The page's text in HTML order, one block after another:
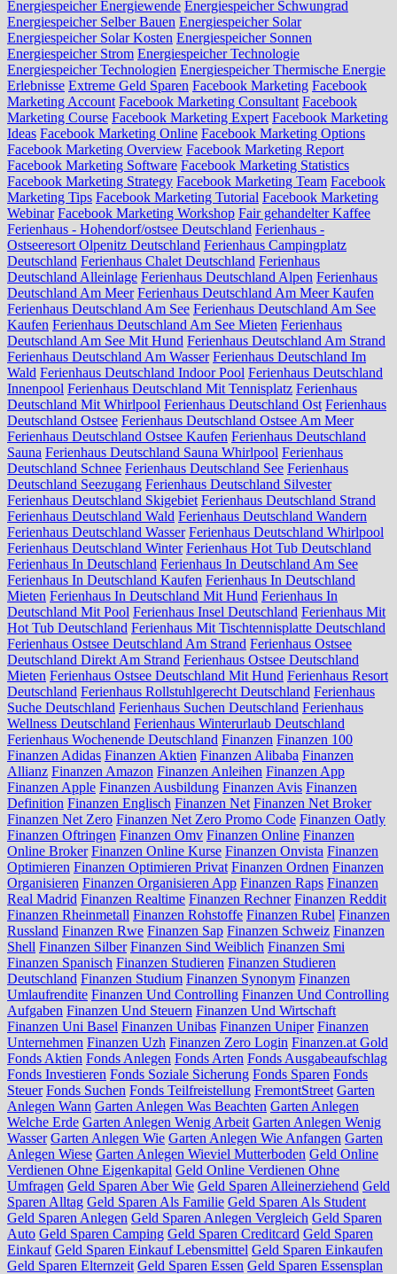
Energiespeicher Energiewende Energiespeicher Schwungrad
Energiespeicher Selber Bauen Energiespeicher Solar
Energiespeicher Solar Kosten Energiespeicher Sonnen
Energiespeicher Strom Energiespeicher Technologie
Energiespeicher Technologien Energiespeicher Thermische Energie
Erlebnisse Extreme Geld Sparen Facebook Marketing Facebook
Marketing Account Facebook Marketing Consultant Facebook
Marketing Course Facebook Marketing Expert Facebook Marketing
Ideas Facebook Marketing Online Facebook Marketing Options
Facebook Marketing Overview Facebook Marketing Report
Facebook Marketing Software Facebook Marketing Statistics
Facebook Marketing Strategy Facebook Marketing Team Facebook
Marketing Tips Facebook Marketing Tutorial Facebook Marketing
Webinar Facebook Marketing Workshop Fair gehandelter Kaffee
Ferienhaus - Hohendorf/ostsee Deutschland Ferienhaus -
Ostseeresort Olpenitz Deutschland Ferienhaus Campingplatz
Deutschland Ferienhaus Chalet Deutschland Ferienhaus
Deutschland Alleinlage Ferienhaus Deutschland Alpen Ferienhaus
Deutschland Am Meer Ferienhaus Deutschland Am Meer Kaufen
Ferienhaus Deutschland Am See Ferienhaus Deutschland Am See
Kaufen Ferienhaus Deutschland Am See Mieten Ferienhaus
Deutschland Am See Mit Hund Ferienhaus Deutschland Am Strand
Ferienhaus Deutschland Am Wasser Ferienhaus Deutschland Im
Wald Ferienhaus Deutschland Indoor Pool Ferienhaus Deutschland
Innenpool Ferienhaus Deutschland Mit Tennisplatz Ferienhaus
Deutschland Mit Whirlpool Ferienhaus Deutschland Ost Ferienhaus
Deutschland Ostsee Ferienhaus Deutschland Ostsee Am Meer
Ferienhaus Deutschland Ostsee Kaufen Ferienhaus Deutschland
Sauna Ferienhaus Deutschland Sauna Whirlpool Ferienhaus
Deutschland Schnee Ferienhaus Deutschland See Ferienhaus
Deutschland Seezugang Ferienhaus Deutschland Silvester
Ferienhaus Deutschland Skigebiet Ferienhaus Deutschland Strand
Ferienhaus Deutschland Wald Ferienhaus Deutschland Wandern
Ferienhaus Deutschland Wasser Ferienhaus Deutschland Whirlpool
Ferienhaus Deutschland Winter Ferienhaus Hot Tub Deutschland
Ferienhaus In Deutschland Ferienhaus In Deutschland Am See
Ferienhaus In Deutschland Kaufen Ferienhaus In Deutschland
Mieten Ferienhaus In Deutschland Mit Hund Ferienhaus In
Deutschland Mit Pool Ferienhaus Insel Deutschland Ferienhaus Mit
Hot Tub Deutschland Ferienhaus Mit Tischtennisplatte Deutschland
Ferienhaus Ostsee Deutschland Am Strand Ferienhaus Ostsee
Deutschland Direkt Am Strand Ferienhaus Ostsee Deutschland
Mieten Ferienhaus Ostsee Deutschland Mit Hund Ferienhaus Resort
Deutschland Ferienhaus Rollstuhlgerecht Deutschland Ferienhaus
Suche Deutschland Ferienhaus Suchen Deutschland Ferienhaus
Wellness Deutschland Ferienhaus Winterurlaub Deutschland
Ferienhaus Wochenende Deutschland Finanzen Finanzen 100
Finanzen Adidas Finanzen Aktien Finanzen Alibaba Finanzen
Allianz Finanzen Amazon Finanzen Anleihen Finanzen App
Finanzen Apple Finanzen Ausbildung Finanzen Avis Finanzen
Definition Finanzen Englisch Finanzen Net Finanzen Net Broker
Finanzen Net Zero Finanzen Net Zero Promo Code Finanzen Oatly
Finanzen Oftringen Finanzen Omv Finanzen Online Finanzen
Online Broker Finanzen Online Kurse Finanzen Onvista Finanzen
Optimieren Finanzen Optimieren Privat Finanzen Ordnen Finanzen
Organisieren Finanzen Organisieren App Finanzen Raps Finanzen
Real Madrid Finanzen Realtime Finanzen Rechner Finanzen Reddit
Finanzen Rheinmetall Finanzen Rohstoffe Finanzen Rubel Finanzen
Russland Finanzen Rwe Finanzen Sap Finanzen Schweiz Finanzen
Shell Finanzen Silber Finanzen Sind Weiblich Finanzen Smi
Finanzen Spanisch Finanzen Studieren Finanzen Studieren
Deutschland Finanzen Studium Finanzen Synonym Finanzen
Umlaufrendite Finanzen Und Controlling Finanzen Und Controlling
Aufgaben Finanzen Und Steuern Finanzen Und Wirtschaft
Finanzen Uni Basel Finanzen Unibas Finanzen Uniper Finanzen
Unternehmen Finanzen Uzh Finanzen Zero Login Finanzen.at Gold
Fonds Aktien Fonds Anlegen Fonds Arten Fonds Ausgabeaufschlag
Fonds Investieren Fonds Soziale Sicherung Fonds Sparen Fonds
Steuer Fonds Suchen Fonds Teilfreistellung FremontStreet Garten
Anlegen Wann Garten Anlegen Was Beachten Garten Anlegen
Welche Erde Garten Anlegen Wenig Arbeit Garten Anlegen Wenig
Wasser Garten Anlegen Wie Garten Anlegen Wie Anfangen Garten
Anlegen Wiese Garten Anlegen Wieviel Mutterboden Geld Online
Verdienen Ohne Eigenkapital Geld Online Verdienen Ohne
Umfragen Geld Sparen Aber Wie Geld Sparen Alleinerziehend Geld
Sparen Alltag Geld Sparen Als Familie Geld Sparen Als Student
Geld Sparen Anlegen Geld Sparen Anlegen Vergleich Geld Sparen
Auto Geld Sparen Camping Geld Sparen Creditcard Geld Sparen
Einkauf Geld Sparen Einkauf Lebensmittel Geld Sparen Einkaufen
Geld Sparen Elternzeit Geld Sparen Essen Geld Sparen Essensplan